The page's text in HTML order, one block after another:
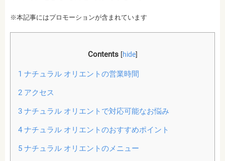
※本記事にはプロモーションが含まれています
Contents [hide]
1 ナチュラル オリエントの営業時間
2アクセス
3ナチュラル オリエントで対応可能なお悩み
4ナチュラル オリエントのおすすめポイント
5ナチュラル オリエントのメニュー